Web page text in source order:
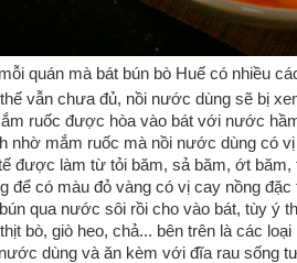
quán mà bát bún bò Huế có nhiều
vẫn chưa đủ, nồi nước dùng sẽ bị
ruốc được hòa vào bát với nước
nhờ mắm ruốc mà nồi nước dùng có
được làm từ tỏi băm, sả băm, ớt
để có màu đỏ vàng có vị cay nồng
qua nước sôi rồi cho vào bát, tùy ý
bò, giò heo, chả... bên trên là các
dùng và ăn kèm với đĩa rau sống